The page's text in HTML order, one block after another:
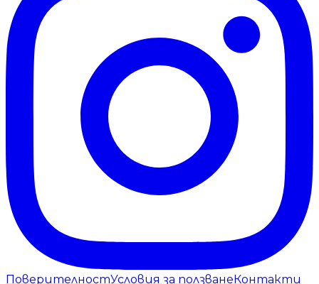
ПоверителностУсловия за ползванеКонтакти